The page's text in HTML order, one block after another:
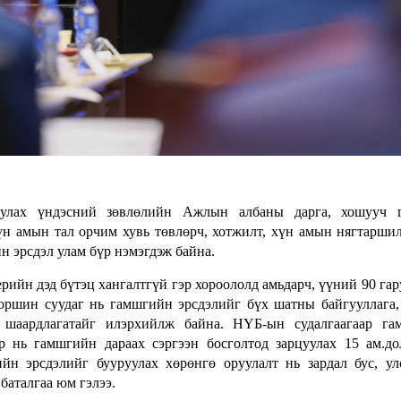
үндэсний зөвлөлийн Ажлын албаны дарга, хошууч
амын тал орчим хувь төвлөрч, хотжилт, хүн амын
эрсдэл улам бүр нэмэгдэж байна.
дэд бүтэц хангалтгүй гэр хороололд амьдарч, үүний 90
суудаг нь гамшгийн эрсдэлийг бүх шатны байгууллага,
илэрхийлж байна. НҮБ-ын судалгаагаар
нь гамшгийн дараах сэргээн босголтод зарцуулах 15
эрсдэлийг бууруулах хөрөнгө оруулалт нь зардал бус,
юм гэлээ.